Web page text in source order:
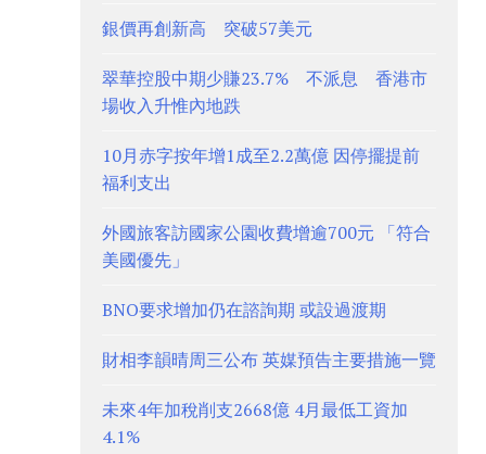
銀價再創新高 突破57美元
翠華控股中期少賺23.7% 不派息 香港市
場收入升惟內地跌
10月赤字按年增1成至2.2萬億 因停擺提前
福利支出
外國旅客訪國家公園收費增逾700元 「符合
美國優先」
BNO要求增加仍在諮詢期 或設過渡期
財相李韻晴周三公布 英媒預告主要措施一覽
未來4年加稅削支2668億 4月最低工資加
4.1%